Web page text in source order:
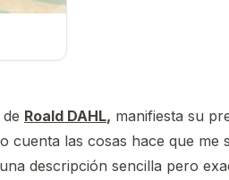
Roald DAHL, manifiesta su
cuenta las cosas hace que me
descripción sencilla pero